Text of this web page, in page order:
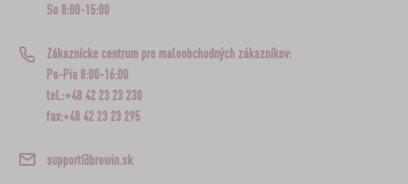
So 8:00-15:00
Zákaznícke centrum pre maloobchodných zákazníkov:
Po-Pia 8:00-16:00
tel.:+48 42 23 23 230
fax:+48 42 23 23 295
support@browin.sk